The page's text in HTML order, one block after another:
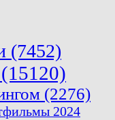
(7452)
(15120)
(2276)
2024